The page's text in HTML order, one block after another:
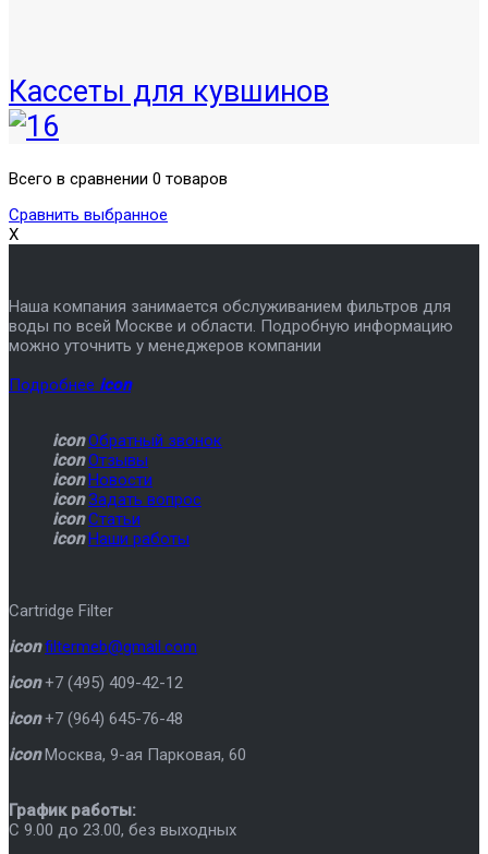
Кассеты для кувшинов
Всего в сравнении 0 товаров
Сравнить выбранное
X
Наша компания занимается обслуживанием фильтров для
воды по всей Москве и области. Подробную информацию
можно уточнить у менеджеров компании
Подробнее icon
icon Обратный звонок
icon Отзывы
icon Новости
icon Задать вопрос
icon Статьи
icon Наши работы
Cartridge Filter
icon filtermeb@gmail.com
icon +7 (495) 409-42-12
icon +7 (964) 645-76-48
icon Москва, 9-ая Парковая, 60
График работы:
C 9.00 до 23.00, без выходных